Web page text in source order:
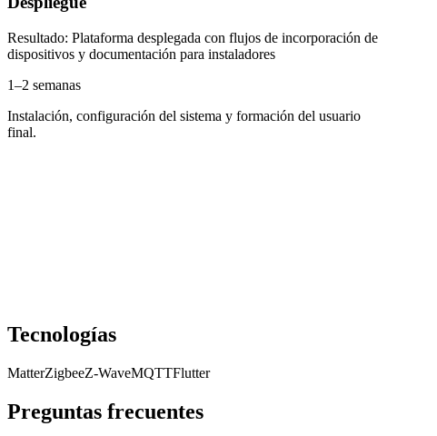
Resultado: Plataforma desplegada con flujos de incorporación de
dispositivos y documentación para instaladores
1–2 semanas
Instalación, configuración del sistema y formación del usuario
final.
Tecnologías
MatterZigbeeZ-WaveMQTTFlutter
Preguntas frecuentes